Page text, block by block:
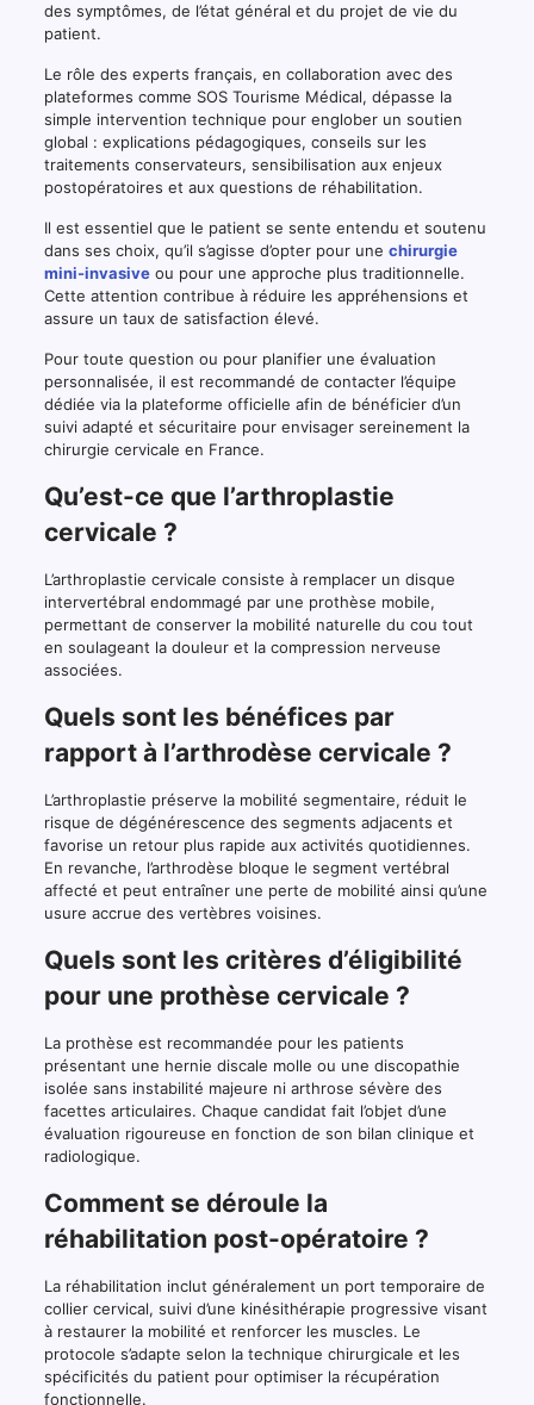
des symptômes, de l’état général et du projet de vie du
patient.
Le rôle des experts français, en collaboration avec des
plateformes comme SOS Tourisme Médical, dépasse la
simple intervention technique pour englober un soutien
global : explications pédagogiques, conseils sur les
traitements conservateurs, sensibilisation aux enjeux
postopératoires et aux questions de réhabilitation.
Il est essentiel que le patient se sente entendu et soutenu
dans ses choix, qu’il s’agisse d’opter pour une chirurgie
mini-invasiveou pour une approche plus traditionnelle.
Cette attention contribue à réduire les appréhensions et
assure un taux de satisfaction élevé.
Pour toute question ou pour planifier une évaluation
personnalisée, il est recommandé de contacter l’équipe
dédiée via la plateforme officielle afin de bénéficier d’un
suivi adapté et sécuritaire pour envisager sereinement la
chirurgie cervicale en France.
Qu’est-ce que l’arthroplastie
cervicale ?
L’arthroplastie cervicale consiste à remplacer un disque
intervertébral endommagé par une prothèse mobile,
permettant de conserver la mobilité naturelle du cou tout
en soulageant la douleur et la compression nerveuse
associées.
Quels sont les bénéfices par
rapport à l’arthrodèse cervicale ?
L’arthroplastie préserve la mobilité segmentaire, réduit le
risque de dégénérescence des segments adjacents et
favorise un retour plus rapide aux activités quotidiennes.
En revanche, l’arthrodèse bloque le segment vertébral
affecté et peut entraîner une perte de mobilité ainsi qu’une
usure accrue des vertèbres voisines.
Quels sont les critères d’éligibilité
pour une prothèse cervicale ?
La prothèse est recommandée pour les patients
présentant une hernie discale molle ou une discopathie
isolée sans instabilité majeure ni arthrose sévère des
facettes articulaires. Chaque candidat fait l’objet d’une
évaluation rigoureuse en fonction de son bilan clinique et
radiologique.
Comment se déroule la
réhabilitation post-opératoire ?
La réhabilitation inclut généralement un port temporaire de
collier cervical, suivi d’une kinésithérapie progressive visant
à restaurer la mobilité et renforcer les muscles. Le
protocole s’adapte selon la technique chirurgicale et les
spécificités du patient pour optimiser la récupération
fonctionnelle.